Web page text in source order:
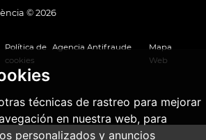
técnicas de rastreo para mejorar
en nuestra web, para
personalizados y anuncios
© 2026
Política de
cookies
Agencia Antifraude
Mapa
Web